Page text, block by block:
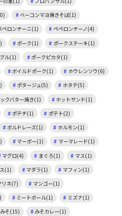
ベーコンマヨ焼きそば(1)
ペロンチーニ(1)
ペペロンチーノ(4)
ポーク(1)
ポークステーキ(1)
ル(1)
ポークピカタ(1)
ボイルドポーク(1)
ホウレンソウ(6)
ポタージュ(5)
ホタテ(5)
クバター焼き(1)
ホットサンド(1)
ポテチ(1)
ポテト(2)
ボルドレーズ(1)
ホルモン(1)
マーボー(1)
マーマレード(1)
マグロ(4) まぐろ(1)
マス(1)
(1) マダラ(1)
マフィン(1)
リネ(7)
マンゴー(1)
ミートボール(1)
ミズナ(1)
みそ(15)
みそカレー(1)